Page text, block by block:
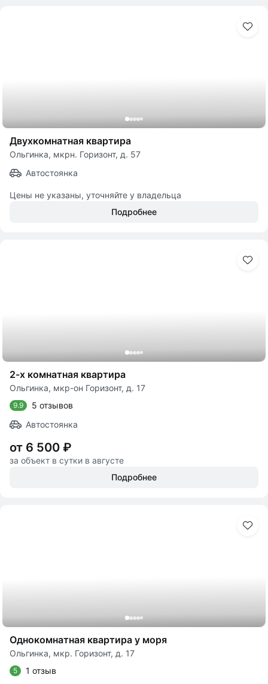
Двухкомнатная квартира
Ольгинка, мкрн. Горизонт, д. 57
Автостоянка
Цены не указаны, уточняйте у владельца
Подробнее
2-х комнатная квартира
Ольгинка, мкр-он Горизонт, д. 17
9.9
5 отзывов
Автостоянка
от 6 500 ₽
за объект в сутки в августе
Подробнее
Однокомнатная квартира у моря
Ольгинка, мкр. Горизонт, д. 17
5
1 отзыв